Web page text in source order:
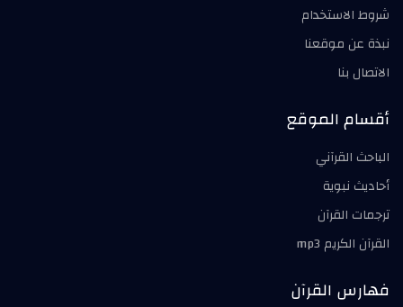
شروط الاستخدام
نبذة عن موقعنا
الاتصال بنا
أقسام الموقع
الباحث القرآني
أحاديث نبوية
ترجمات القرآن
القرآن الكريم mp3
فهارس القرآن